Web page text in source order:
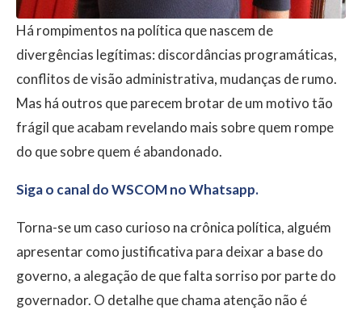
Há rompimentos na política que nascem de
divergências legítimas: discordâncias programáticas,
conflitos de visão administrativa, mudanças de rumo.
Mas há outros que parecem brotar de um motivo tão
frágil que acabam revelando mais sobre quem rompe
do que sobre quem é abandonado.
Siga o canal do WSCOM no Whatsapp.
Torna-se um caso curioso na crônica política, alguém
apresentar como justificativa para deixar a base do
governo, a alegação de que falta sorriso por parte do
governador. O detalhe que chama atenção não é